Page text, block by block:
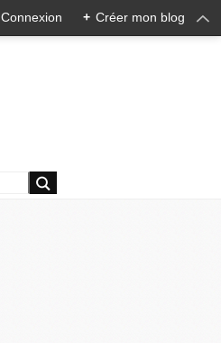
Connexion + Créer mon blog